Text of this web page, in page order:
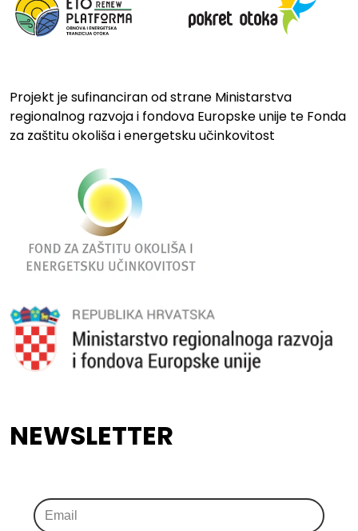
Projekt je sufinanciran od strane Ministarstva
regionalnog razvoja i fondova Europske unije te Fonda
za zaštitu okoliša i energetsku učinkovitost
NEWSLETTER